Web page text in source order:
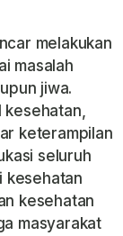
melakukan
masalah
jiwa.
kesehatan,
keterampilan
seluruh
kesehatan
kesehatan
masyarakat